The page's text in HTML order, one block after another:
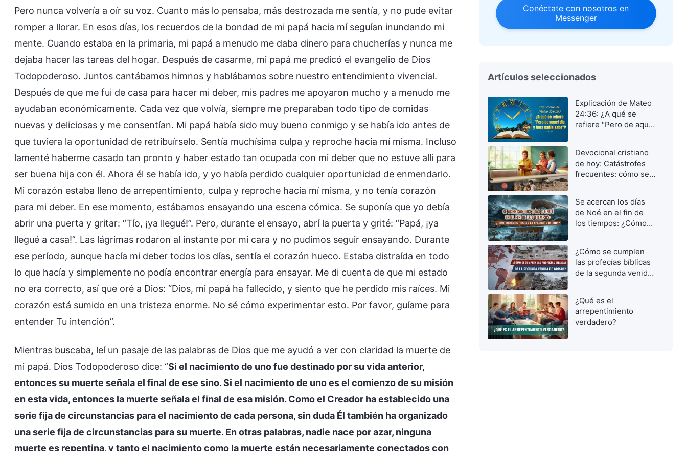
Pero nunca volvería a oír su voz. Cuanto más lo pensaba, más destrozada me sentía, y no pude evitar
romper a llorar. En esos días, los recuerdos de la bondad de mi papá hacia mí seguían inundando mi
mente. Cuando estaba en la primaria, mi papá a menudo me daba dinero para chucherías y nunca me
dejaba hacer las tareas del hogar. Después de casarme, mi papá me predicó el evangelio de Dios
Todopoderoso. Juntos cantábamos himnos y hablábamos sobre nuestro entendimiento vivencial.
Después de que me fui de casa para hacer mi deber, mis padres me apoyaron mucho y a menudo me
ayudaban económicamente. Cada vez que volvía, siempre me preparaban todo tipo de comidas
nuevas y deliciosas y me consentían. Mi papá había sido muy bueno conmigo y se había ido antes de
que tuviera la oportunidad de retribuírselo. Sentía muchísima culpa y reproche hacia mí misma. Incluso
lamenté haberme casado tan pronto y haber estado tan ocupada con mi deber que no estuve allí para
ser buena hija con él. Ahora él se había ido, y yo había perdido cualquier oportunidad de enmendarlo.
Mi corazón estaba lleno de arrepentimiento, culpa y reproche hacia mí misma, y no tenía corazón
para mi deber. En ese momento, estábamos ensayando una escena cómica. Se suponía que yo debía
abrir una puerta y gritar: “Tío, ¡ya llegué!”. Pero, durante el ensayo, abrí la puerta y grité: “Papá, ¡ya
llegué a casa!”. Las lágrimas rodaron al instante por mi cara y no pudimos seguir ensayando. Durante
ese período, aunque hacía mi deber todos los días, sentía el corazón hueco. Estaba distraída en todo
lo que hacía y simplemente no podía encontrar energía para ensayar. Me di cuenta de que mi estado
no era correcto, así que oré a Dios: “Dios, mi papá ha fallecido, y siento que he perdido mis raíces. Mi
corazón está sumido en una tristeza enorme. No sé cómo experimentar esto. Por favor, guíame para
entender Tu intención”.
Mientras buscaba, leí un pasaje de las palabras de Dios que me ayudó a ver con claridad la muerte de
mi papá. Dios Todopoderoso dice: “Si el nacimiento de uno fue destinado por su vida anterior,
entonces su muerte señala el final de ese sino. Si el nacimiento de uno es el comienzo de su misión
en esta vida, entonces la muerte señala el final de esa misión. Como el Creador ha establecido una
serie fija de circunstancias para el nacimiento de cada persona, sin duda Él también ha organizado
una serie fija de circunstancias para su muerte. En otras palabras, nadie nace por azar, ninguna
muerte es repentina, y tanto el nacimiento como la muerte están necesariamente conectados con
Conéctate con nosotros en
Messenger
Artículos seleccionados
Explicación de Mateo
24:36: ¿A qué se
refiere "Pero de aquel
Devocional cristiano
de hoy: Catástrofes
frecuentes: cómo ser
al Señor
Se acercan los días
de Noé en el fin de
los tiempos: ¿Cómo
¿Cómo se cumplen
las profecías bíblicas
de la segunda venida
¿Qué es el
arrepentimiento
verdadero?